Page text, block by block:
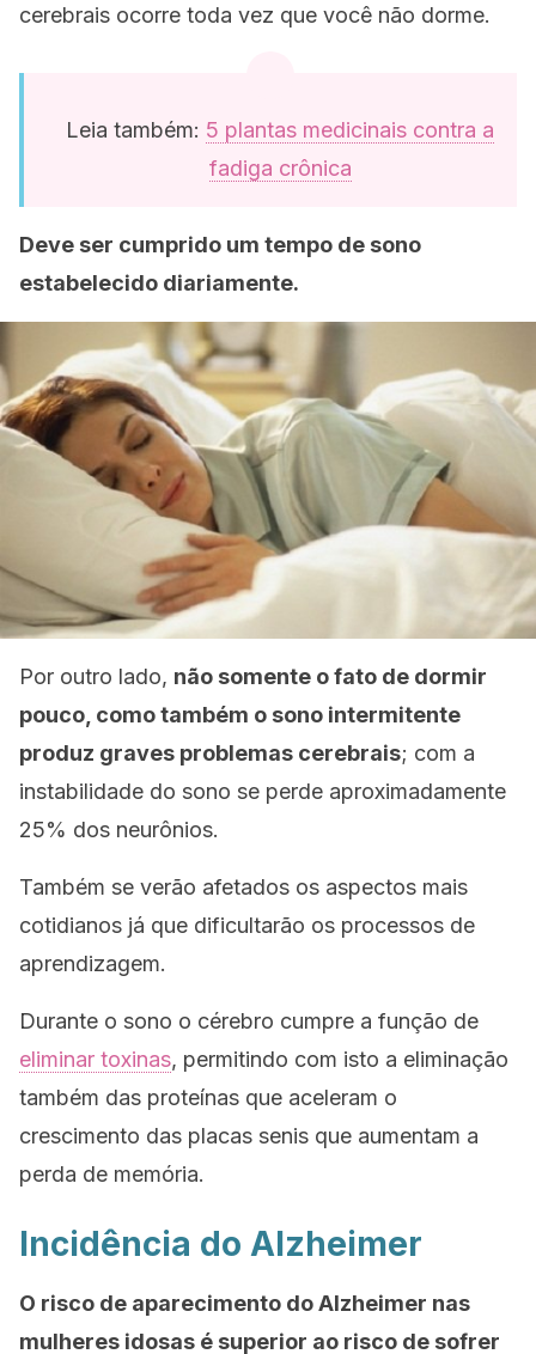
cerebrais ocorre toda vez que você não dorme.
Leia também: 5 plantas medicinais contra a
fadiga crônica
Deve ser cumprido um tempo de sono
estabelecido diariamente.
Por outro lado, não somente o fato de dormir
pouco, como também o sono intermitente
produz graves problemas cerebrais; com a
instabilidade do sono se perde aproximadamente
25% dos neurônios.
Também se verão afetados os aspectos mais
cotidianos já que dificultarão os processos de
aprendizagem.
Durante o sono o cérebro cumpre a função de
eliminar toxinas, permitindo com isto a eliminação
também das proteínas que aceleram o
crescimento das placas senis que aumentam a
perda de memória.
Incidência do Alzheimer
O risco de aparecimento do Alzheimer nas
mulheres idosas é superior ao risco de sofrer